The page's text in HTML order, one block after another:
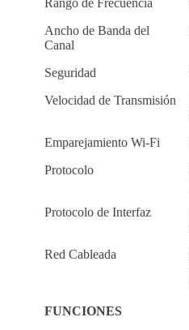
Ancho de Banda del
Canal
Seguridad
Velocidad de Transmisión
Emparejamiento Wi-Fi
Protocolo
Protocolo de Interfaz
Red Cableada
FUNCIONES